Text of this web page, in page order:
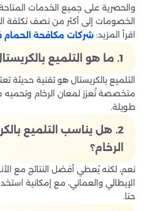
والحصرية على جميع الخدمات
الخصومات إلى أكثر من نصف تكلفة
اقرأ المزيد: شركات مكافحة
1. ما هو التلميع بالكريستال؟
التلميع بالكريستال هو تقنية حديثة
متخصصة تُعزز لمعان الرخام وتحميه
طويلة.
2. هل يناسب التلميع
الرخام؟
نعم، لكنه يُعطي أفضل النتائج مع
الإيطالي والعماني، مع إمكانية
حتا.